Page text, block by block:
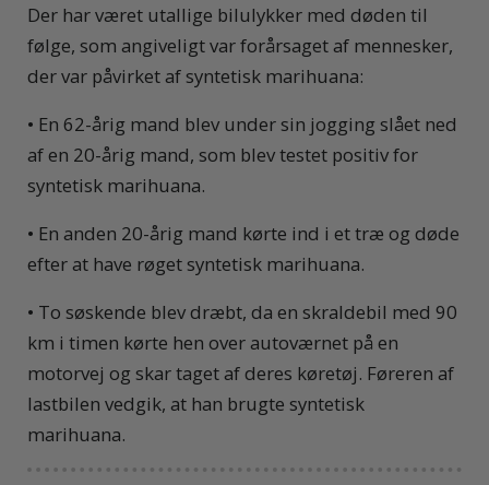
Der har været utallige bilulykker med døden til
følge, som angiveligt var forårsaget af mennesker,
der var påvirket af syntetisk marihuana:
• En 62-årig mand blev under sin jogging slået ned
af en 20-årig mand, som blev testet positiv for
syntetisk marihuana.
• En anden 20-årig mand kørte ind i et træ og døde
efter at have røget syntetisk marihuana.
• To søskende blev dræbt, da en skraldebil med 90
km i timen kørte hen over autoværnet på en
motorvej og skar taget af deres køretøj. Føreren af
lastbilen vedgik, at han brugte syntetisk
marihuana.